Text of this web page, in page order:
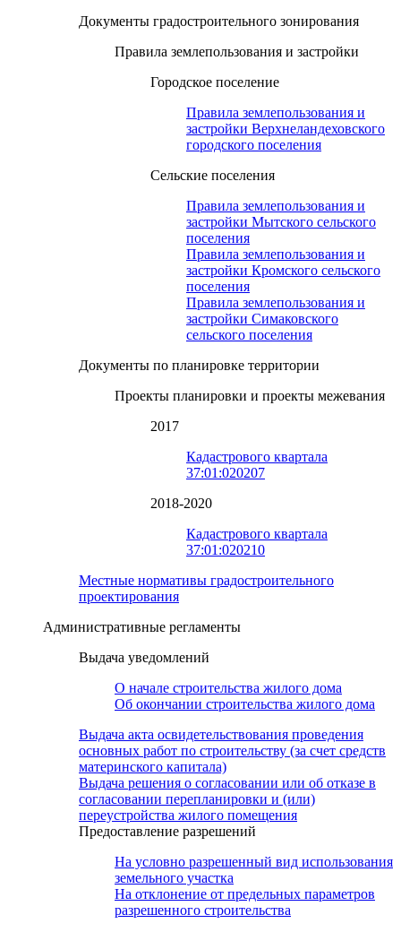
Документы градостроительного зонирования
Правила землепользования и застройки
Городское поселение
Правила землепользования и
застройки Верхнеландеховского
городского поселения
Сельские поселения
Правила землепользования и
застройки Мытского сельского
поселения
Правила землепользования и
застройки Кромского сельского
поселения
Правила землепользования и
застройки Симаковского
сельского поселения
Документы по планировке территории
Проекты планировки и проекты межевания
2017
Кадастрового квартала
37:01:020207
2018-2020
Кадастрового квартала
37:01:020210
Местные нормативы градостроительного
проектирования
Административные регламенты
Выдача уведомлений
О начале строительства жилого дома
Об окончании строительства жилого дома
Выдача акта освидетельствования проведения
основных работ по строительству (за счет средств
материнского капитала)
Выдача решения о согласовании или об отказе в
согласовании перепланировки и (или)
переустройства жилого помещения
Предоставление разрешений
На условно разрешенный вид использования
земельного участка
На отклонение от предельных параметров
разрешенного строительства